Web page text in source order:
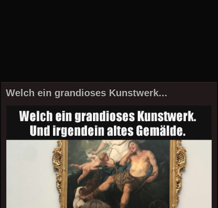
Welch ein grandioses Kunstwerk...